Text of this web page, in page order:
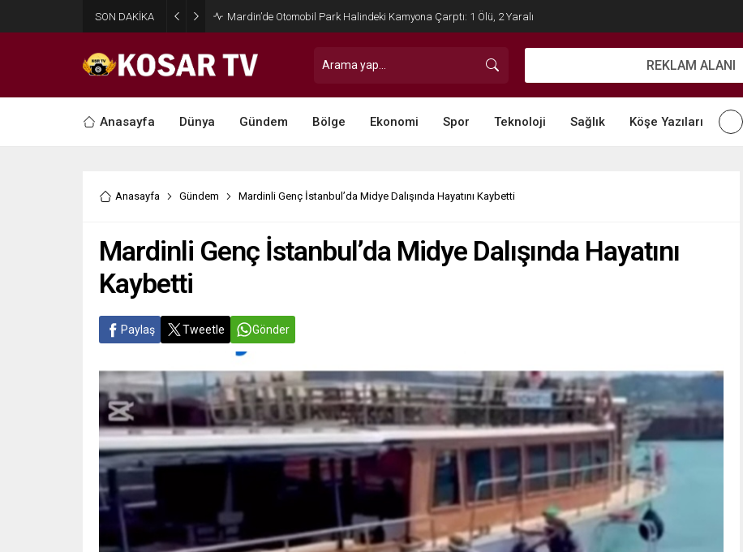
SON DAKİKA Gelecek Partisi Kızıltepe Eski İlçe Başkanı Tuncel’in Acı Günü
REKLAM ALANI
Anasayfa Dünya Gündem Bölge Ekonomi Spor Teknoloji Sağlık Köşe Yazıları
Anasayfa Gündem Mardinli Genç İstanbul’da Midye Dalışında Hayatını Kaybetti
Mardinli Genç İstanbul’da Midye Dalışında Hayatını
Kaybetti
Paylaş Tweetle Gönder